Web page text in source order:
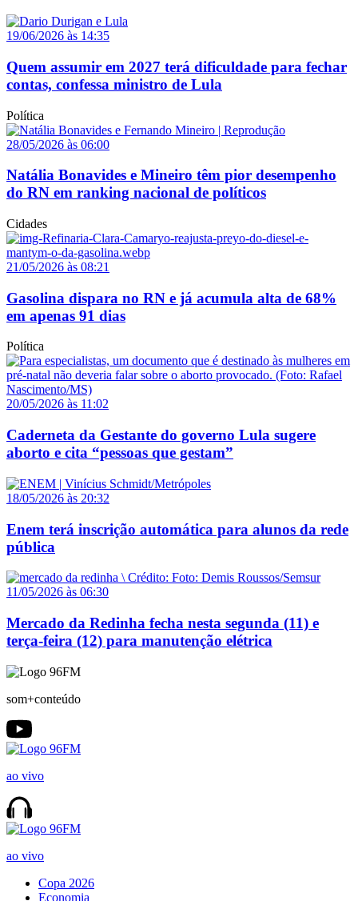
19/06/2026 às 14:35
Quem assumir em 2027 terá dificuldade para fechar
contas, confessa ministro de Lula
Política
28/05/2026 às 06:00
Natália Bonavides e Mineiro têm pior desempenho
do RN em ranking nacional de políticos
Cidades
21/05/2026 às 08:21
Gasolina dispara no RN e já acumula alta de 68%
em apenas 91 dias
Política
20/05/2026 às 11:02
Caderneta da Gestante do governo Lula sugere
aborto e cita “pessoas que gestam”
18/05/2026 às 20:32
Enem terá inscrição automática para alunos da rede
pública
11/05/2026 às 06:30
Mercado da Redinha fecha nesta segunda (11) e
terça-feira (12) para manutenção elétrica
som+conteúdo
ao vivo
ao vivo
Copa 2026
Economia